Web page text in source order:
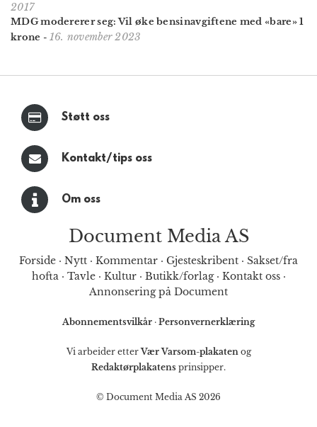
2017
MDG modererer seg: Vil øke bensin­avgiftene med «bare» 1
krone - 16. november 2023
Støtt oss
Kontakt/tips oss
Om oss
Document Media AS
Forside · Nytt · Kommentar · Gjesteskribent · Sakset/fra
hofta· Tavle· Kultur· Butikk/forlag· Kontakt oss·
Annonsering på Document
Abonnementsvilkår · Personvernerklæring
Vi arbeider etterVær Varsom-plakatenog
Redaktørplakatens prinsipper.
© Document Media AS 2026